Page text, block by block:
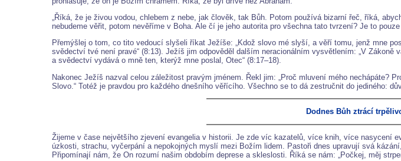
„Říká, že je živou vodou, chlebem z nebe, jak člověk, tak Bůh. Potom používá bizarní řeč, říká,
nebudeme věřit, potom nevěříme v Boha. Ale čí je jeho autorita pro všechna tato tvrzení? Je to
Přemýšlej o tom, co tito vedoucí slyšeli říkat Ježíše: „Kdož slovo mé slyší, a věří tomu, jenž mne
svědectví tvé není pravé“ (8:13). Ježíš jim odpověděl dalším neracionálním vysvětlením: „V
a svědectví vydává o mně ten, kterýž mne poslal, Otec“ (8:17–18).
Nakonec Ježíš nazval celou záležitost pravým jménem. Řekl jim: „Proč mluvení mého nechápáte?
Slovo.“ Totéž je pravdou pro každého dnešního věřícího. Všechno se to dá zestručnit do jediného:
Dodnes Bůh ztrácí
Žijeme v čase největšího zjevení evangelia v historii. Je zde víc kazatelů, více knih, více nasycení
úzkosti, strachu, vyčerpání a nepokojných myslí mezi Božím lidem. Pastoři dnes upravují svá
Připomínají nám, že On rozumí našim obdobím deprese a skleslosti. Říká se nám: „Počkej, měj